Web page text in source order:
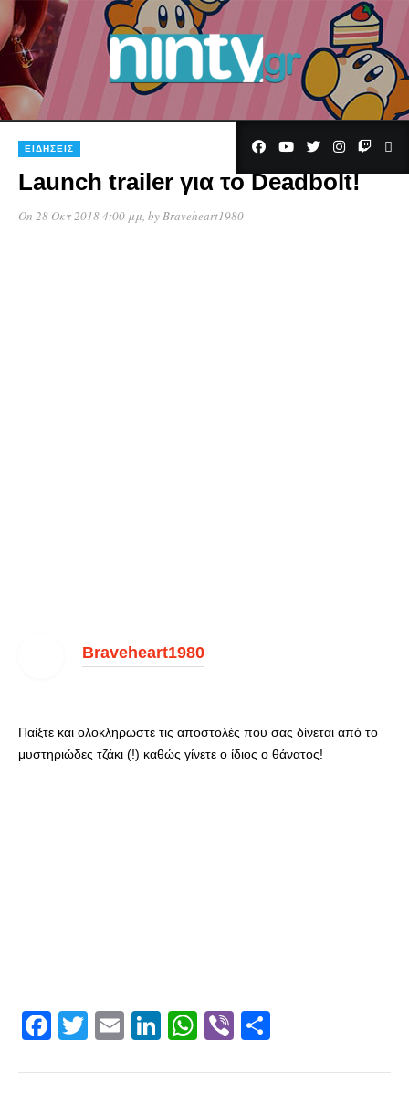
ΕΙΔΉΣΕΙΣ
Launch trailer για το Deadbolt!
On 28 Οκτ 2018 4:00 μμ , by Braveheart1980
Braveheart1980
Παίξτε και ολοκληρώστε τις αποστολές που σας δίνεται από το
μυστηριώδες τζάκι (!) καθώς γίνετε ο ίδιος ο θάνατος!
Facebook
Twitter
EmailLinkedIn
WhatsApp
Viber